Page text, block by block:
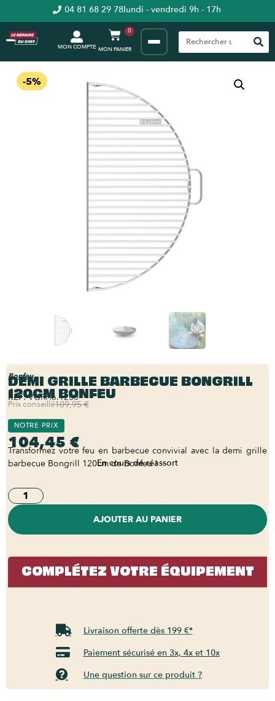
04 81 68 29 78lundi - vendredi 9h - 17h
MON COMPTE
0
-5%
Bonfeu
DEMI GRILLE BARBECUE BONGRILL
120CM BONFEU
REF:VGRH6.1200
Prix conseillé109,95 €
NOTRE PRIX
104,45 €
Transformez votre feu en barbecue convivial avec la demi grille
barbecue Bongrill 120cm de Bonfeu !
En cours de réassort
AJOUTER AU PANIER
COMPLÉTEZ VOTRE ÉQUIPEMENT
Livraison offerte dès 199 €*
Paiement sécurisé en 3x, 4x et 10x
Une question sur ce produit ?